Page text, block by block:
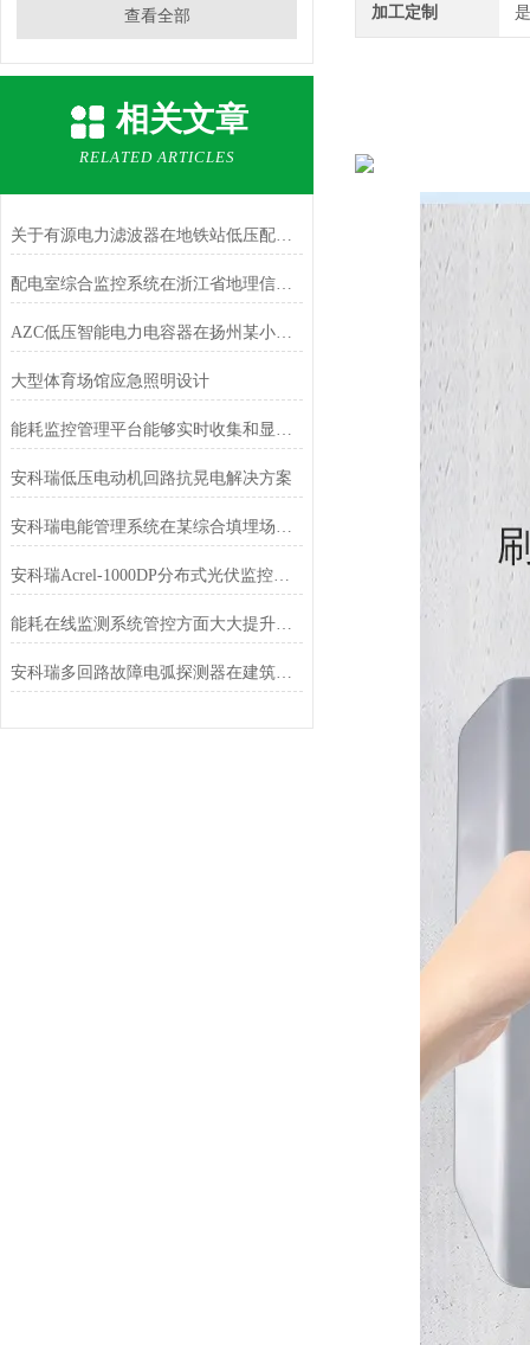
查看全部
相关文章
RELATED ARTICLES
关于有源电力滤波器在地铁站低压配电系统中的应用分析
配电室综合监控系统在浙江省地理信息产业园中的应用
AZC低压智能电力电容器在扬州某小区居民配电中的应用
大型体育场馆应急照明设计
能耗监控管理平台能够实时收集和显示能源消耗数据
安科瑞低压电动机回路抗晃电解决方案
安科瑞电能管理系统在某综合填埋场的设计和应用
安科瑞Acrel-1000DP分布式光伏监控系统在广西高速（大茅垌）项目中应用
能耗在线监测系统管控方面大大提升了效率和准确性合理性
安科瑞多回路故障电弧探测器在建筑电气的设计与应用
加工定制